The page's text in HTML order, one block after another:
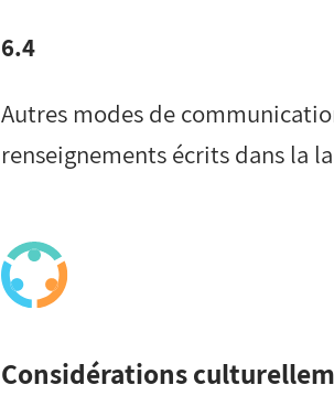
6.4
Autres modes de
renseignements écrits dans la
Considérations